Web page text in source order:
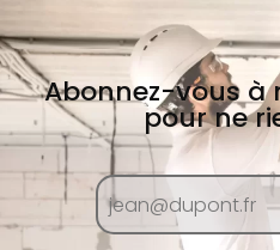
Abonnez-vous à
pour ne